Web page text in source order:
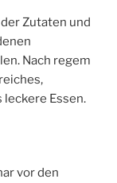
Zutaten und
Nach regem
Essen.
vor den